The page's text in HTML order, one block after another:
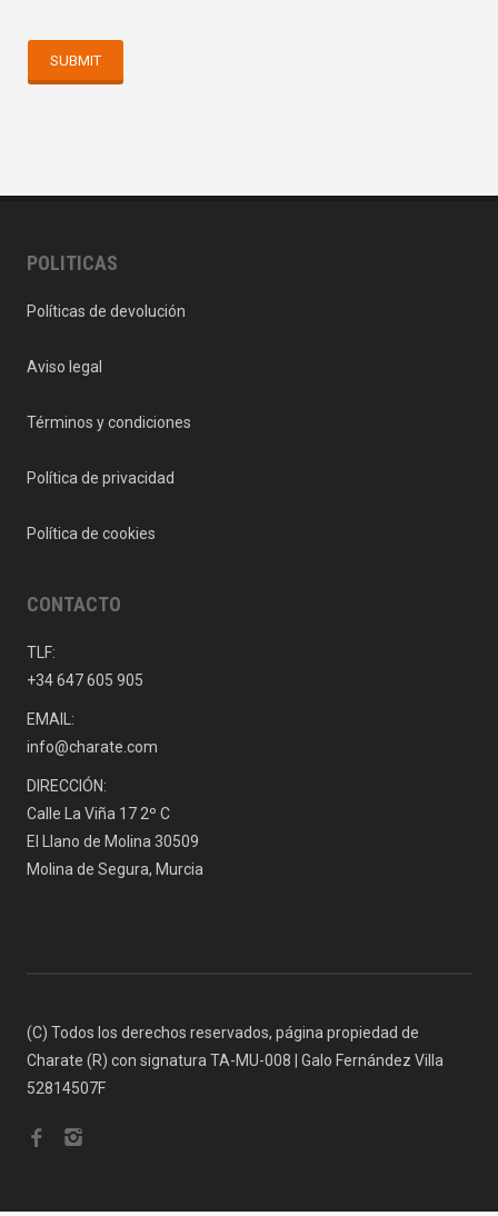
POLITICAS
Políticas de devolución
Aviso legal
Términos y condiciones
Política de privacidad
Política de cookies
CONTACTO
TLF:
+34 647 605 905
EMAIL:
info@charate.com
DIRECCIÓN:
Calle La Viña 17 2º C
El Llano de Molina 30509
Molina de Segura, Murcia
(C) Todos los derechos reservados, página propiedad de
Charate (R) con signatura TA-MU-008 | Galo Fernández Villa
52814507F